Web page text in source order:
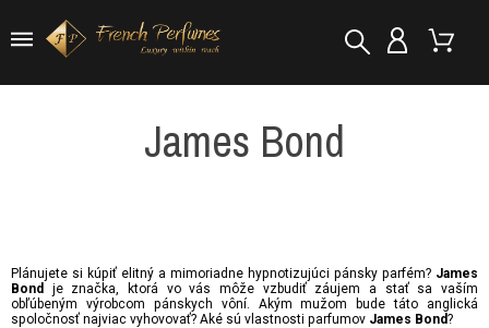
James Bond
Plánujete si kúpiť elitný a mimoriadne hypnotizujúci pánsky parfém? James
Bond
je značka, ktorá vo vás môže vzbudiť záujem a stať sa vaším
obľúbeným výrobcom pánskych vôní. Akým mužom bude táto anglická
spoločnosť najviac vyhovovať? Aké sú vlastnosti parfumov James Bond?